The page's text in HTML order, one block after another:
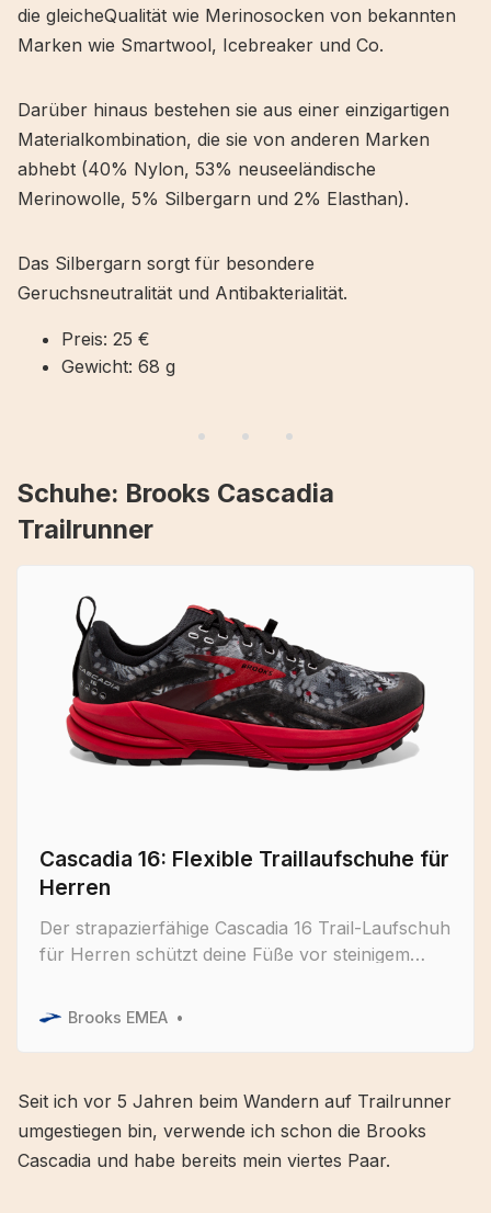
die gleicheQualität wie Merinosocken von bekannten
Marken wie Smartwool, Icebreaker und Co.
Darüber hinaus bestehen sie aus einer einzigartigen
Materialkombination, die sie von anderen Marken
abhebt (40% Nylon, 53% neuseeländische
Merinowolle, 5% Silbergarn und 2% Elasthan).
Das Silbergarn sorgt für besondere
Geruchsneutralität und Antibakterialität.
Preis: 25 €
Gewicht: 68 g
Schuhe: Brooks Cascadia
Trailrunner
Cascadia 16: Flexible Traillaufschuhe für
Herren
Der strapazierfähige Cascadia 16 Trail-Laufschuh
für Herren schützt deine Füße vor steinigem
jedem Gelände. Jetzt kaufen.
Brooks EMEA
Seit ich vor 5 Jahren beim Wandern auf Trailrunner
umgestiegen bin, verwende ich schon die Brooks
Cascadia und habe bereits mein viertes Paar.